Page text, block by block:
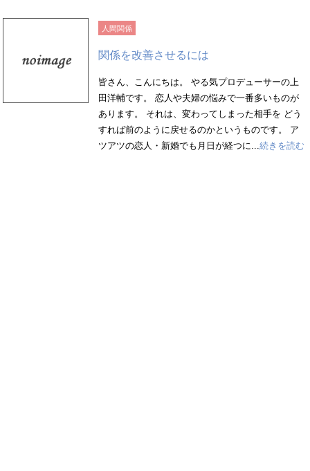
人間関係
関係を改善させるには
皆さん、こんにちは。 やる気プロデューサーの上
田洋輔です。 恋人や夫婦の悩みで一番多いものが
あります。 それは、変わってしまった相手を どう
すれば前のように戻せるのかというものです。 ア
ツアツの恋人・新婚でも月日が経つに... 続きを読む